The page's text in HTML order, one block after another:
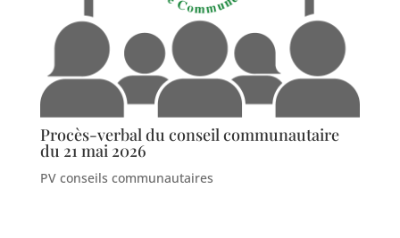
Procès-verbal du conseil communautaire
du 21 mai 2026
PV conseils communautaires